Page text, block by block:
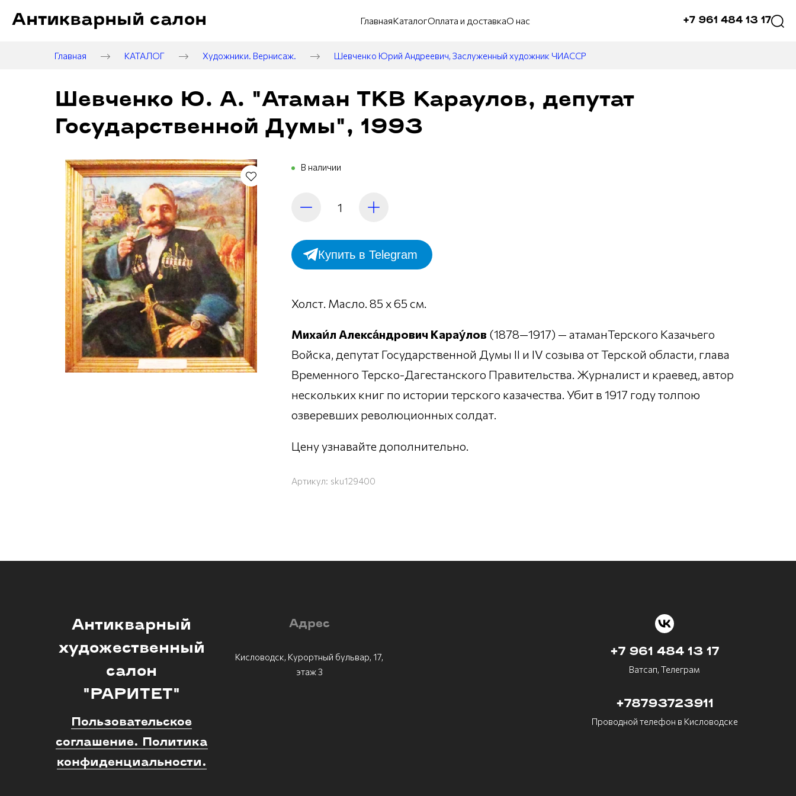
Антикварный салон ГлавнаяКаталогОплата и доставкаО нас +7 961 484 13 17
Главная КАТАЛОГ Художники. Вернисаж. Шевченко Юрий Андреевич, Заслуженный художник ЧИАССР
Шевченко Ю. А. "Атаман ТКВ Караулов, депутат
Государственной Думы", 1993
В наличии
Купить в Telegram
Холст. Масло. 85 х 65 см.
Михаи́л Алекса́ндрович Карау́лов (1878—1917) — атаманТерского Казачьего
Войска, депутат Государственной Думы II и IV созыва от Терской области, глава
Временного Терско-Дагестанского Правительства. Журналист и краевед, автор
нескольких книг по истории терского казачества. Убит в 1917 году толпою
озверевших революционных солдат.
Цену узнавайте дополнительно.
Артикул: sku129400
Антикварный
художественный
салон
"РАРИТЕТ"
Пользовательское
соглашение. Политика
конфиденциальности.
Адрес
Кисловодск, Курортный бульвар, 17,
этаж 3
+7 961 484 13 17
Ватсап, Телеграм
+78793723911
Проводной телефон в Кисловодске